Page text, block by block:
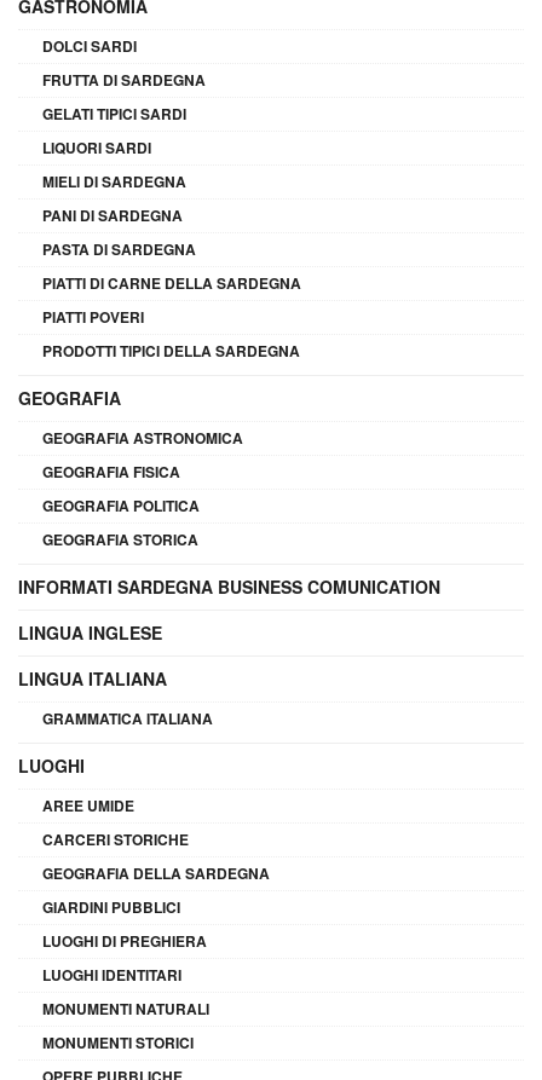
GASTRONOMIA
DOLCI SARDI
FRUTTA DI SARDEGNA
GELATI TIPICI SARDI
LIQUORI SARDI
MIELI DI SARDEGNA
PANI DI SARDEGNA
PASTA DI SARDEGNA
PIATTI DI CARNE DELLA SARDEGNA
PIATTI POVERI
PRODOTTI TIPICI DELLA SARDEGNA
GEOGRAFIA
GEOGRAFIA ASTRONOMICA
GEOGRAFIA FISICA
GEOGRAFIA POLITICA
GEOGRAFIA STORICA
INFORMATI SARDEGNA BUSINESS COMUNICATION
LINGUA INGLESE
LINGUA ITALIANA
GRAMMATICA ITALIANA
LUOGHI
AREE UMIDE
CARCERI STORICHE
GEOGRAFIA DELLA SARDEGNA
GIARDINI PUBBLICI
LUOGHI DI PREGHIERA
LUOGHI IDENTITARI
MONUMENTI NATURALI
MONUMENTI STORICI